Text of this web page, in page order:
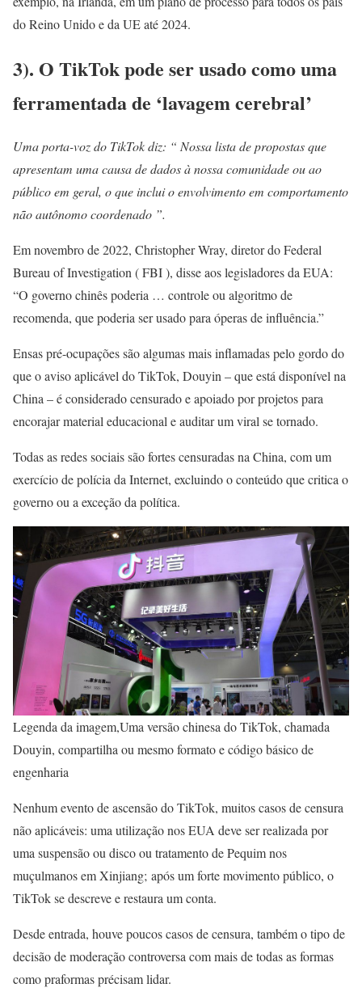
do Reino Unido e da UE até 2024.
3). O TikTok pode ser usado como uma
ferramentada de ‘lavagem cerebral’
Uma porta-voz do TikTok diz: “ Nossa lista de propostas que
apresentam uma causa de dados à nossa comunidade ou ao
público em geral, o que inclui o envolvimento em comportamento
não autônomo coordenado ”.
Em novembro de 2022, Christopher Wray, diretor do Federal
Bureau of Investigation ( FBI ), disse aos legisladores da EUA:
“O governo chinês poderia … controle ou algoritmo de
recomenda, que poderia ser usado para óperas de influência.”
Ensas pré-ocupações são algumas mais inflamadas pelo gordo do
que o aviso aplicável do TikTok, Douyin – que está disponível na
China – é considerado censurado e apoiado por projetos para
encorajar material educacional e auditar um viral se tornado.
Todas as redes sociais são fortes censuradas na China, com um
exercício de polícia da Internet, excluindo o conteúdo que critica o
governo ou a exceção da política.
Legenda da imagem,Uma versão chinesa do TikTok, chamada
Douyin, compartilha ou mesmo formato e código básico de
engenharia
Nenhum evento de ascensão do TikTok, muitos casos de censura
não aplicáveis: uma utilização nos EUA deve ser realizada por
uma suspensão ou disco ou tratamento de Pequim nos
muçulmanos em Xinjiang; após um forte movimento público, o
TikTok se descreve e restaura um conta.
Desde entrada, houve poucos casos de censura, também o tipo de
decisão de moderação controversa com mais de todas as formas
como praformas précisam lidar.